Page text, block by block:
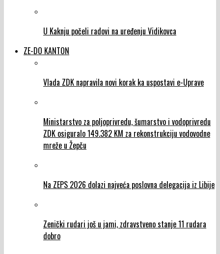
U Kaknju počeli radovi na uređenju Vidikovca
ZE-DO KANTON
Vlada ZDK napravila novi korak ka uspostavi e-Uprave
Ministarstvo za poljoprivredu, šumarstvo i vodoprivredu
ZDK osiguralo 149.382 KM za rekonstrukciju vodovodne
mreže u Žepču
Na ZEPS 2026 dolazi najveća poslovna delegacija iz Libije
Zenički rudari još u jami, zdravstveno stanje 11 rudara
dobro